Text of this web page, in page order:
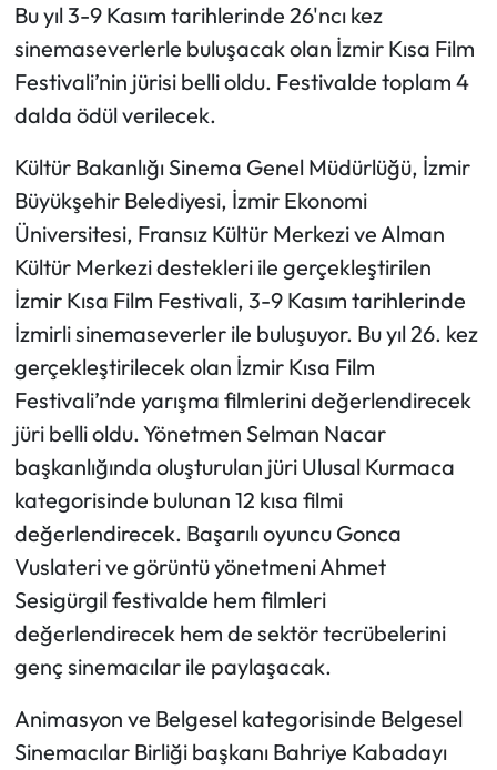
Bu yıl 3-9 Kasım tarihlerinde 26'ncı kez
sinemaseverlerle buluşacak olan İzmir Kısa Film
Festivali’nin jürisi belli oldu. Festivalde toplam 4
dalda ödül verilecek.
Kültür Bakanlığı Sinema Genel Müdürlüğü, İzmir
Büyükşehir Belediyesi, İzmir Ekonomi
Üniversitesi, Fransız Kültür Merkezi ve Alman
Kültür Merkezi destekleri ile gerçekleştirilen
İzmir Kısa Film Festivali, 3-9 Kasım tarihlerinde
İzmirli sinemaseverler ile buluşuyor. Bu yıl 26. kez
gerçekleştirilecek olan İzmir Kısa Film
Festivali’nde yarışma filmlerini değerlendirecek
jüri belli oldu. Yönetmen Selman Nacar
başkanlığında oluşturulan jüri Ulusal Kurmaca
kategorisinde bulunan 12 kısa filmi
değerlendirecek. Başarılı oyuncu Gonca
Vuslateri ve görüntü yönetmeni Ahmet
Sesigürgil festivalde hem filmleri
değerlendirecek hem de sektör tecrübelerini
genç sinemacılar ile paylaşacak.
Animasyon ve Belgesel kategorisinde Belgesel
Sinemacılar Birliği başkanı Bahriye Kabadayı